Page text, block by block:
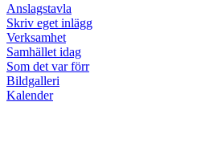
Anslagstavla
Skriv eget inlägg
Verksamhet
Samhället idag
Som det var förr
Bildgalleri
Kalender